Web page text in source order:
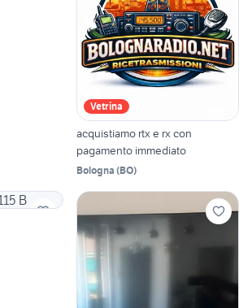
Vetrina
acquistiamo rtx e rx con
pagamento immediato
Bologna (BO)